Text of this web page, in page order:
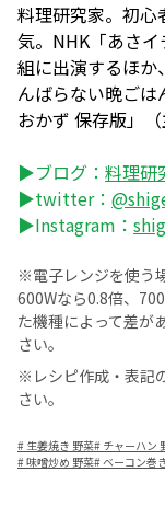
料理研究家。初心
気。NHK「あさ
組に出演するほか
んばらない晩ご
おかず 保存版」
▶ブログ： 料理
▶twitter：
▶Instagram：
※電子レンジを使う
600Wなら0.8倍、
た機種によって差が
さい。
※レシピ作成・表記
さい。
# 生姜焼き 野菜# チャーハン
#味噌炒め 野菜#ベーコン巻